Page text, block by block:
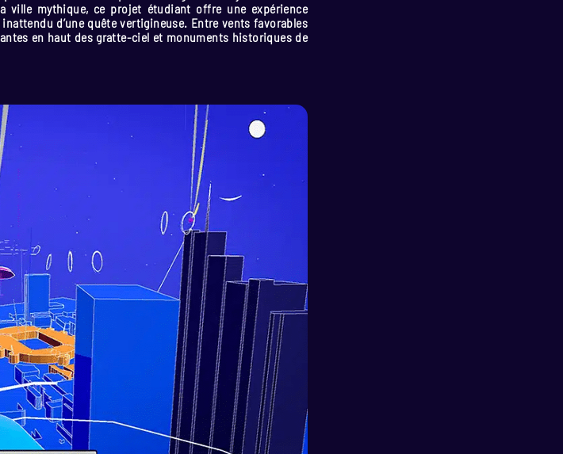
ville mythique, ce projet étudiant offre une expérience
d’une quête vertigineuse. Entre vents favorables
en haut des gratte-ciel et monuments historiques de